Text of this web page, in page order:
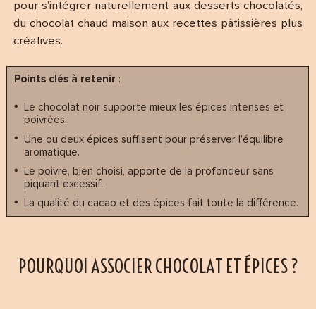
pour s’intégrer naturellement aux desserts chocolatés,
du chocolat chaud maison aux recettes pâtissières plus
créatives.
Points clés à retenir :
Le chocolat noir supporte mieux les épices intenses et
poivrées.
Une ou deux épices suffisent pour préserver l’équilibre
aromatique.
Le poivre, bien choisi, apporte de la profondeur sans
piquant excessif.
La qualité du cacao et des épices fait toute la différence.
POURQUOI ASSOCIER CHOCOLAT ET ÉPICES ?